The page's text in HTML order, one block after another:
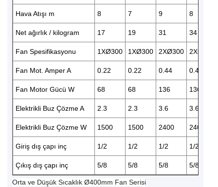
Hava Atışı m 8 7 9 8
Net ağırlık / kilogram 17 19 31 34
Fan Spesifikasyonu 1XØ300 1XØ300 2XØ300 2XØ300
Fan Mot. Amper A 0.22 0.22 0.44 0.44
Fan Motor Gücü W 68 68 136 136
Elektrikli Buz Çözme A 2.3 2.3 3.6 3.6
Elektrikli Buz Çözme W 1500 1500 2400 2400
Giriş dış çapı inç 1/2 1/2 1/2 1/2
Çıkış dış çapı inç 5/8 5/8 5/8 5/8
Orta ve Düşük Sıcaklık Ø400mm Fan Serisi